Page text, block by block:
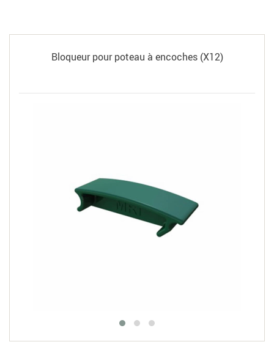
Bloqueur pour poteau à encoches (X12)